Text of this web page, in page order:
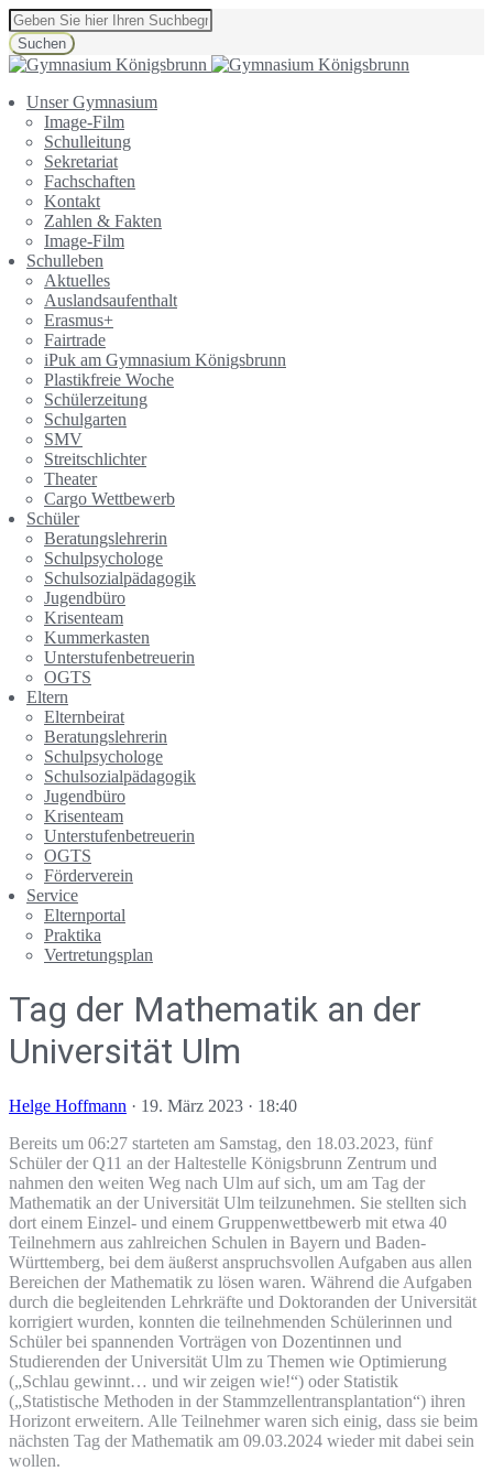
Suchen
Unser Gymnasium
Image-Film
Schulleitung
Sekretariat
Fachschaften
Kontakt
Zahlen & Fakten
Image-Film
Schulleben
Aktuelles
Auslandsaufenthalt
Erasmus+
Fairtrade
iPuk am Gymnasium Königsbrunn
Plastikfreie Woche
Schülerzeitung
Schulgarten
SMV
Streitschlichter
Theater
Cargo Wettbewerb
Schüler
Beratungslehrerin
Schulpsychologe
Schulsozialpädagogik
Jugendbüro
Krisenteam
Kummerkasten
Unterstufenbetreuerin
OGTS
Eltern
Elternbeirat
Beratungslehrerin
Schulpsychologe
Schulsozialpädagogik
Jugendbüro
Krisenteam
Unterstufenbetreuerin
OGTS
Förderverein
Service
Elternportal
Praktika
Vertretungsplan
Tag der Mathematik an der
Universität Ulm
Helge Hoffmann · 19. März 2023 · 18:40
Bereits um 06:27 starteten am Samstag, den 18.03.2023, fünf
Schüler der Q11 an der Haltestelle Königsbrunn Zentrum und
nahmen den weiten Weg nach Ulm auf sich, um am Tag der
Mathematik an der Universität Ulm teilzunehmen. Sie stellten sich
dort einem Einzel- und einem Gruppenwettbewerb mit etwa 40
Teilnehmern aus zahlreichen Schulen in Bayern und Baden-
Württemberg, bei dem äußerst anspruchsvollen Aufgaben aus allen
Bereichen der Mathematik zu lösen waren. Während die Aufgaben
durch die begleitenden Lehrkräfte und Doktoranden der Universität
korrigiert wurden, konnten die teilnehmenden Schülerinnen und
Schüler bei spannenden Vorträgen von Dozentinnen und
Studierenden der Universität Ulm zu Themen wie Optimierung
(„Schlau gewinnt… und wir zeigen wie!“) oder Statistik
(„Statistische Methoden in der Stammzellentransplantation“) ihren
Horizont erweitern. Alle Teilnehmer waren sich einig, dass sie beim
nächsten Tag der Mathematik am 09.03.2024 wieder mit dabei sein
wollen.